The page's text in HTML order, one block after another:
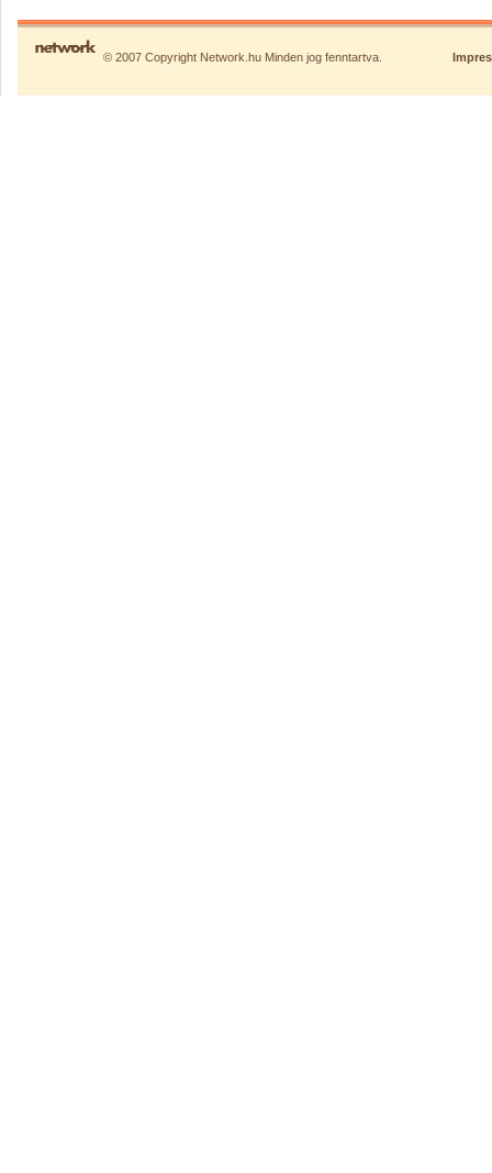
© 2007 Copyright Network.hu Minden jog fenntartva.